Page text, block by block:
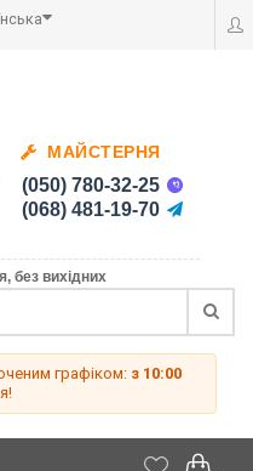
МАЙСТЕРНЯ
(050) 780-32-25
(068) 481-19-70
без вихідних
графіком: з 10:00